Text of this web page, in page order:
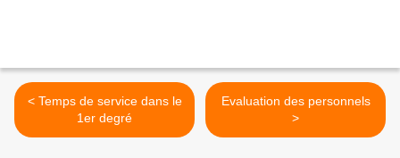
< Temps de service dans le
1er degré
Evaluation des personnels
>